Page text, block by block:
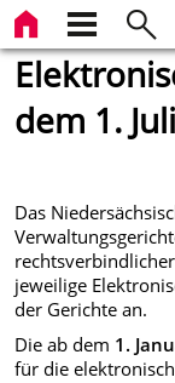
dem 1.
Das
jeweilige
der Gerichte an.
Die ab dem 1.
für die